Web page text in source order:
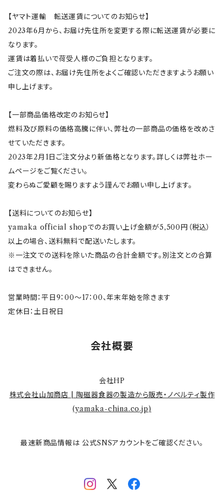
うさまる
ねこぺん日和
ボンレス犬とボンレス猫
マクミラン・アリス
Gaspard et Lisa(リサとガスパール)
I'm Doraemon(ドラえもん)
ウルポとトゥルポ
リラックマ
Paddington(パディントン)
ピングー
ホワイトタイガーとブラックタイガー
スクエア
サークル
花色
ToH(Re50)
鉄鉢（てっぱち）
mommoto(ももっと）
【ヤマト運輸 転送運賃についてのお知らせ】
2023年6月から、お届け先住所を変更する際に転送運賃が必要に
なります。
運賃は着払いで荷受人様のご負担となります。
ご注文の際は、お届け先住所をよくご確認いただきますようお願い
申し上げます。
【一部商品価格改定のお知らせ】
燃料及び原料の価格高騰に伴い、弊社の一部商品の価格を改めさ
せていただきます。
2023年2月1日ご注文分より新価格となります。詳しくは弊社ホー
ムページをご覧ください。
変わらぬご愛顧を賜りますよう謹んでお願い申し上げます。
【送料についてのお知らせ】
yamaka official shopでのお買い上げ金額が5,500円（税込）
以上の場合、送料無料で配送いたします。
※一注文での送料を除いた商品の合計金額です。別注文との合算
はできません。
営業時間：平日9：00～17：00、年末年始を除きます
定休日：土日祝日
会社概要
会社HP
株式会社山加商店 | 陶磁器食器の製造から販売・ノベルティ製作
(yamaka-china.co.jp)
最速新商品情報は 公式SNSアカウントをご確認ください。